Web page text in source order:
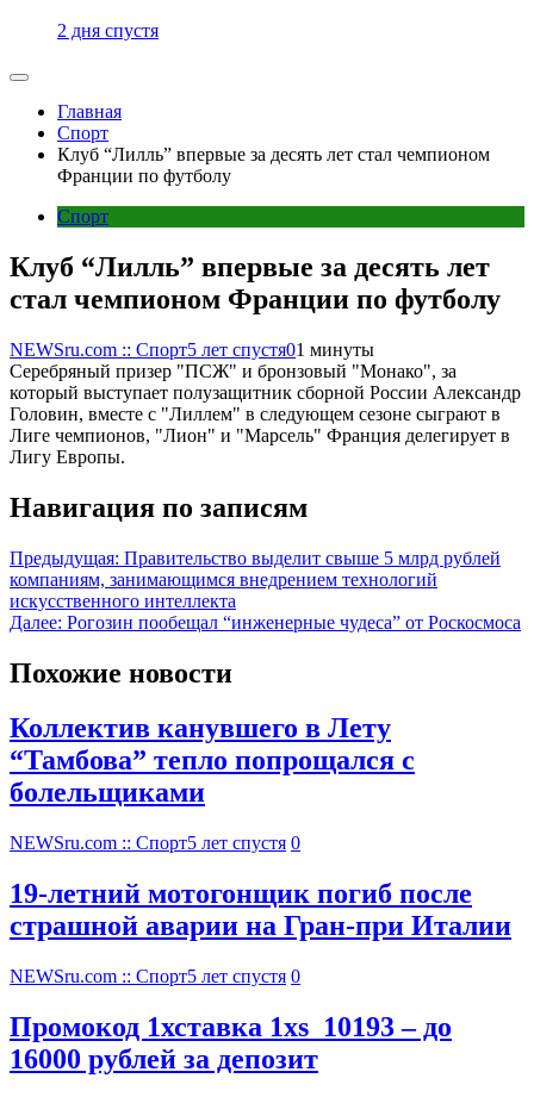
2 дня спустя
Главная
Спорт
Клуб “Лилль” впервые за десять лет стал чемпионом
Франции по футболу
Спорт
Клуб “Лилль” впервые за десять лет
стал чемпионом Франции по футболу
NEWSru.com :: Спорт5 лет спустя01 минуты
Серебряный призер "ПСЖ" и бронзовый "Монако", за
который выступает полузащитник сборной России Александр
Головин, вместе с "Лиллем" в следующем сезоне сыграют в
Лиге чемпионов, "Лион" и "Марсель" Франция делегирует в
Лигу Европы.
Навигация по записям
Предыдущая: Правительство выделит свыше 5 млрд рублей
компаниям, занимающимся внедрением технологий
искусственного интеллекта
Далее: Рогозин пообещал “инженерные чудеса” от Роскосмоса
Похожие новости
Коллектив канувшего в Лету
“Тамбова” тепло попрощался с
болельщиками
NEWSru.com :: Спорт5 лет спустя 0
19-летний мотогонщик погиб после
страшной аварии на Гран-при Италии
NEWSru.com :: Спорт5 лет спустя 0
Промокод 1хставка 1xs_10193 – до
16000 рублей за депозит